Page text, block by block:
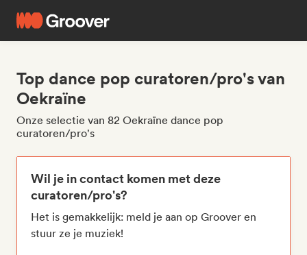
Top dance pop curatoren/pro's van
Oekraïne
Onze selectie van 82 Oekraïne dance pop
curatoren/pro's
Wil je in contact komen met deze
curatoren/pro's?
Het is gemakkelijk: meld je aan op Groover en
stuur ze je muziek!